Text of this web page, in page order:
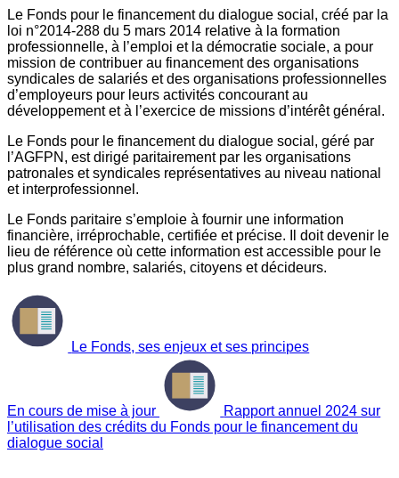
Le Fonds pour le financement du dialogue social, créé par la
loi n°2014-288 du 5 mars 2014 relative à la formation
professionnelle, à l’emploi et la démocratie sociale, a pour
mission de contribuer au financement des organisations
syndicales de salariés et des organisations professionnelles
d’employeurs pour leurs activités concourant au
développement et à l’exercice de missions d’intérêt général.
Le Fonds pour le financement du dialogue social, géré par
l’AGFPN, est dirigé paritairement par les organisations
patronales et syndicales représentatives au niveau national
et interprofessionnel.
Le Fonds paritaire s’emploie à fournir une information
financière, irréprochable, certifiée et précise. Il doit devenir le
lieu de référence où cette information est accessible pour le
plus grand nombre, salariés, citoyens et décideurs.
Le Fonds, ses enjeux et ses principes
En cours de mise à jour
Rapport annuel 2024 sur
l’utilisation des crédits du Fonds pour le financement du
dialogue social